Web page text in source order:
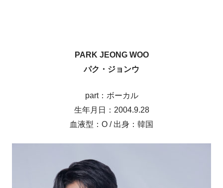
PARK JEONG WOO
パク・ジョンウ
part：ボーカル
生年月日：2004.9.28
血液型：O / 出身：韓国